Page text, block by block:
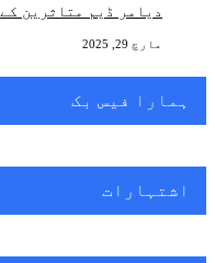
دیامر ڈیم متاثرین
مارچ 29, 2025
ہمارا فیس بک
اشتہارات